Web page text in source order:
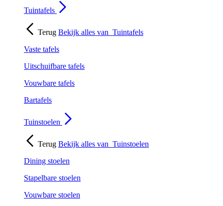
Tuintafels
Terug Bekijk alles van Tuintafels
Vaste tafels
Uitschuifbare tafels
Vouwbare tafels
Bartafels
Tuinstoelen
Terug Bekijk alles van Tuinstoelen
Dining stoelen
Stapelbare stoelen
Vouwbare stoelen